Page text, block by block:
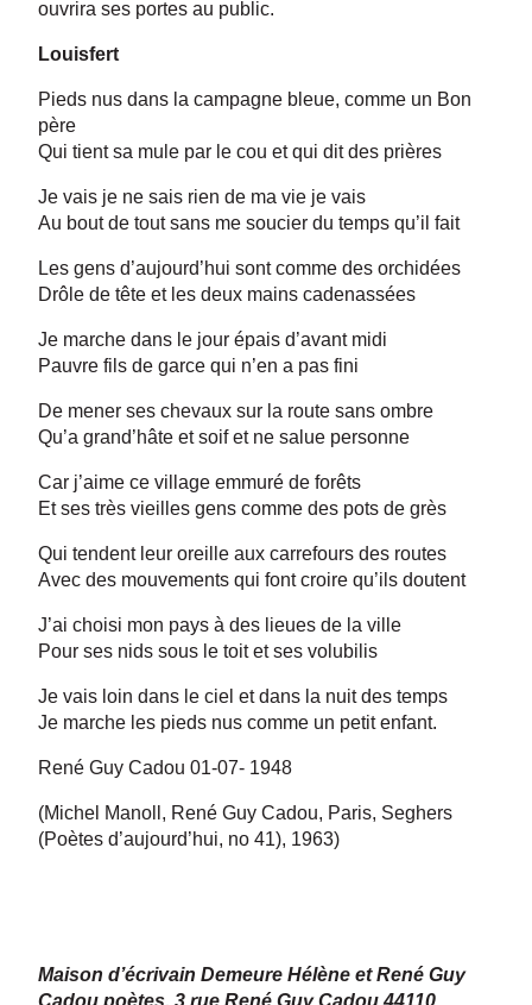
ouvrira ses portes au public.
Louisfert
Pieds nus dans la campagne bleue, comme un Bon
père
Qui tient sa mule par le cou et qui dit des prières
Je vais je ne sais rien de ma vie je vais
Au bout de tout sans me soucier du temps qu’il fait
Les gens d’aujourd’hui sont comme des orchidées
Drôle de tête et les deux mains cadenassées
Je marche dans le jour épais d’avant midi
Pauvre fils de garce qui n’en a pas fini
De mener ses chevaux sur la route sans ombre
Qu’a grand’hâte et soif et ne salue personne
Car j’aime ce village emmuré de forêts
Et ses très vieilles gens comme des pots de grès
Qui tendent leur oreille aux carrefours des routes
Avec des mouvements qui font croire qu’ils doutent
J’ai choisi mon pays à des lieues de la ville
Pour ses nids sous le toit et ses volubilis
Je vais loin dans le ciel et dans la nuit des temps
Je marche les pieds nus comme un petit enfant.
René Guy Cadou 01-07- 1948
(Michel Manoll, René Guy Cadou, Paris, Seghers
(Poètes d’aujourd’hui, no 41), 1963)
Maison d’écrivain Demeure Hélène et René Guy
Cadou poètes, 3 rue René Guy Cadou 44110